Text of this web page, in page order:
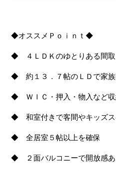
◆オススメＰｏｉｎｔ◆
◆ ４ＬＤＫのゆとりある間取
◆ 約１３．７帖のＬＤで家族
◆ ＷＩＣ・押入・物入など収
◆ 和室付きで客間やキッズ
◆ 全居室５帖以上を確保
◆ ２面バルコニーで開放感あ